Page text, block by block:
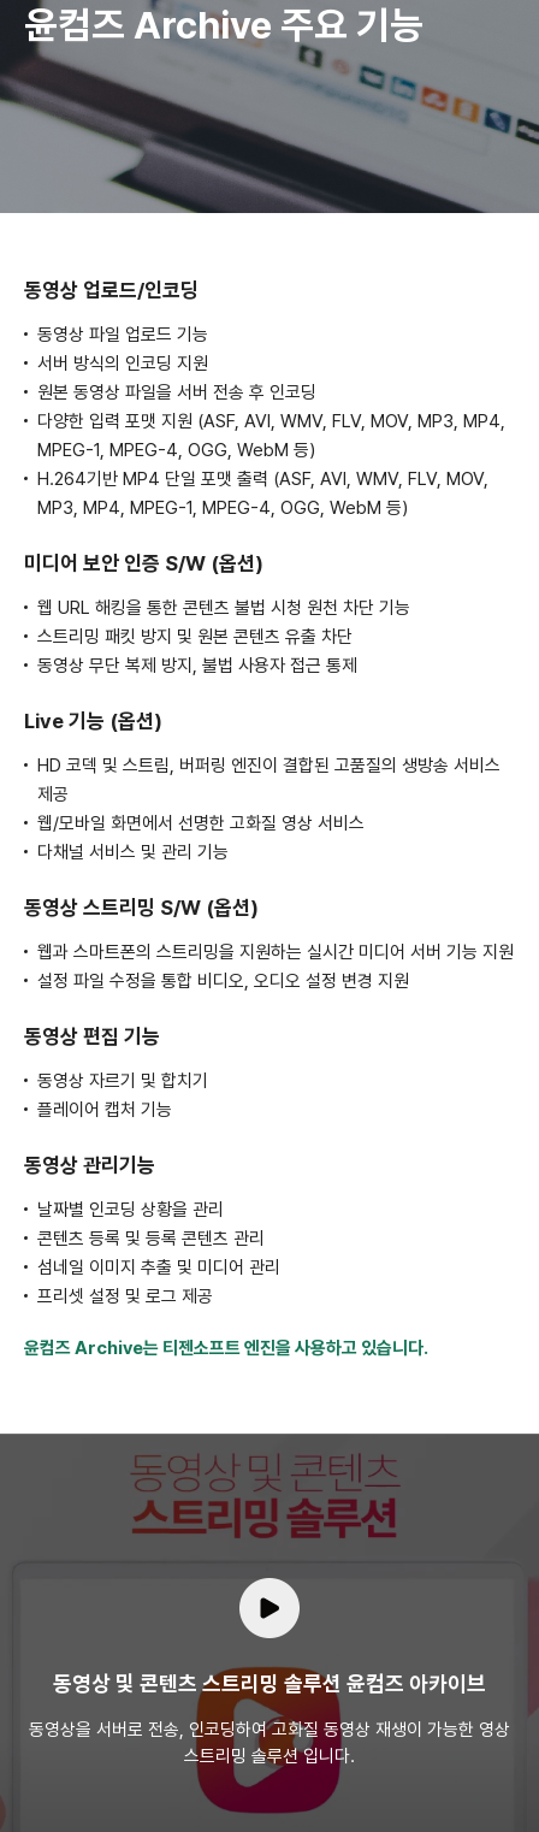
윤컴즈 Archive 주요 기능
동영상 업로드/인코딩
동영상 파일 업로드 기능
서버 방식의 인코딩 지원
원본 동영상 파일을 서버 전송 후 인코딩
다양한 입력 포맷 지원 (ASF, AVI, WMV, FLV, MOV, MP3, MP4,
MPEG-1, MPEG-4, OGG, WebM 등)
H.264기반 MP4 단일 포맷 출력 (ASF, AVI, WMV, FLV, MOV,
MP3, MP4, MPEG-1, MPEG-4, OGG, WebM 등)
미디어 보안 인증 S/W (옵션)
웹 URL 해킹을 통한 콘텐츠 불법 시청 원천 차단 기능
스트리밍 패킷 방지 및 원본 콘텐츠 유출 차단
동영상 무단 복제 방지, 불법 사용자 접근 통제
Live 기능 (옵션)
HD 코덱 및 스트림, 버퍼링 엔진이 결합된 고품질의 생방송 서비스
제공
웹/모바일 화면에서 선명한 고화질 영상 서비스
다채널 서비스 및 관리 기능
동영상 스트리밍 S/W (옵션)
웹과 스마트폰의 스트리밍을 지원하는 실시간 미디어 서버 기능 지원
설정 파일 수정을 통합 비디오, 오디오 설정 변경 지원
동영상 편집 기능
동영상 자르기 및 합치기
플레이어 캡처 기능
동영상 관리기능
날짜별 인코딩 상황을 관리
콘텐츠 등록 및 등록 콘텐츠 관리
섬네일 이미지 추출 및 미디어 관리
프리셋 설정 및 로그 제공
윤컴즈 Archive는 티젠소프트 엔진을 사용하고 있습니다.
동영상 및 콘텐츠 스트리밍 솔루션 윤컴즈 아카이브
동영상을 서버로 전송, 인코딩하여 고화질 동영상 재생이 가능한 영상
스트리밍 솔루션 입니다.